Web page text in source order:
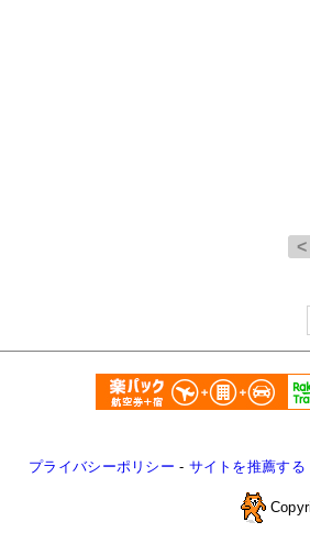
プライバシーポリシー - サイトを推薦する